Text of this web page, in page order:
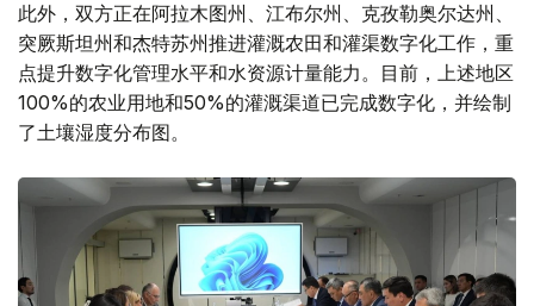
此外，双方正在阿拉木图州、江布尔州、克孜勒奥尔达州、
突厥斯坦州和杰特苏州推进灌溉农田和灌渠数字化工作，重
点提升数字化管理水平和水资源计量能力。目前，上述地区
100%的农业用地和50%的灌溉渠道已完成数字化，并绘制
了土壤湿度分布图。